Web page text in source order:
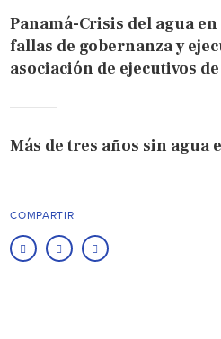
Panamá-Crisis del agua en
fallas de gobernanza y
asociación de ejecutivos
Más de tres años sin agua
COMPARTIR